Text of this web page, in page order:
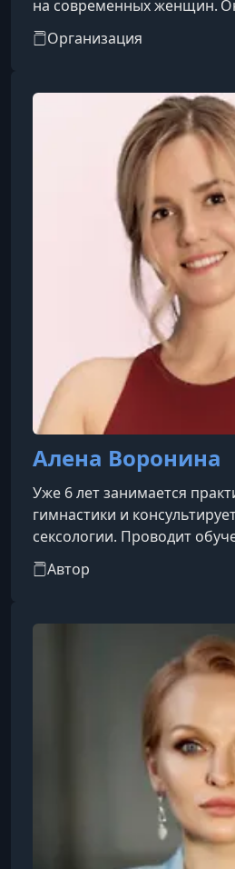
на современных женщин.
более 300 курсов в 20+
фитнеса и йоги до
интимное здоровье и
родов. Платформа
интерфейс,
программ, поддержку от
технологии с
Организация
Алена Воронина
Уже 6 лет занимается
гимнастики и
сексологии. Проводит
интимной гимнастики в
Автор